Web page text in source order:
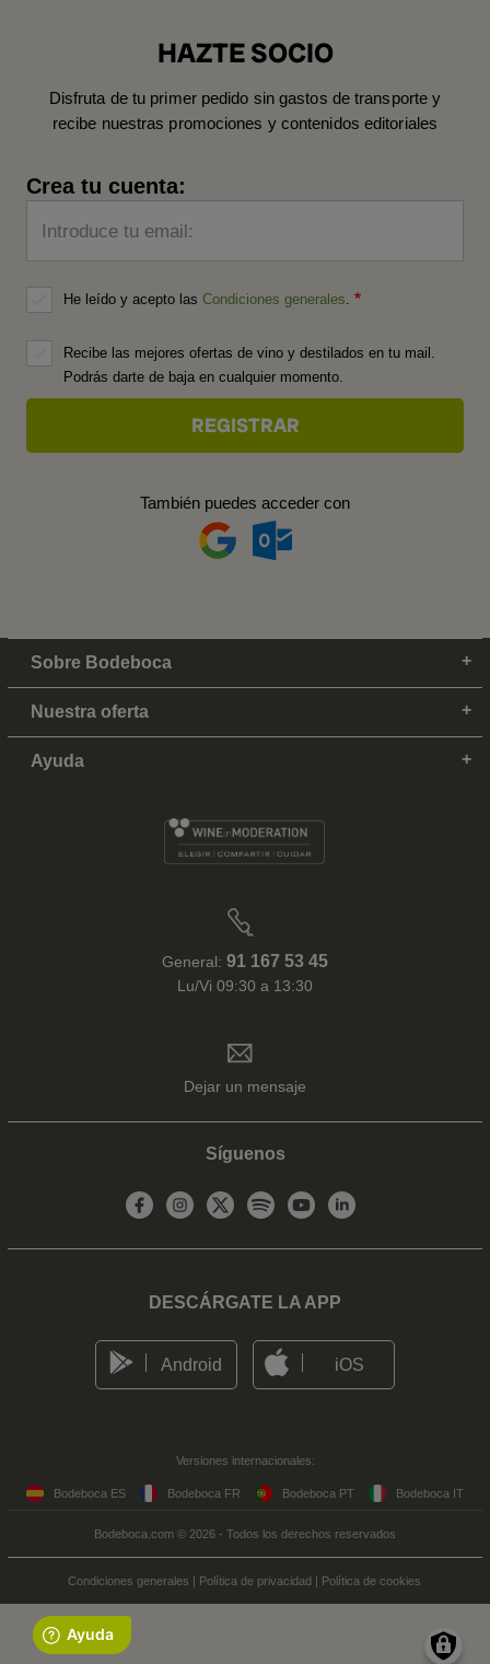
HAZTE SOCIO
Disfruta de tu primer pedido sin gastos de transporte y
recibe nuestras promociones y contenidos editoriales
Crea tu cuenta:
Introduce tu email:
He leído y acepto las Condiciones generales
Recibe las mejores ofertas de vino y destilados en tu mail.
Podrás darte de baja en cualquier momento.
También puedes acceder con
Sobre Bodeboca
Nuestra oferta
Ayuda
General: 91 167 53 45
Lu/Vi 09:30 a 13:30
Dejar un mensaje
Síguenos
DESCÁRGATE LA APP
Android iOS
Versiones internacionales:
Bodeboca ES Bodeboca FR Bodeboca PT Bodeboca IT
Bodeboca.com © 2026 - Todos los derechos reservados
Condiciones generales | Política de privacidad | Política de cookies